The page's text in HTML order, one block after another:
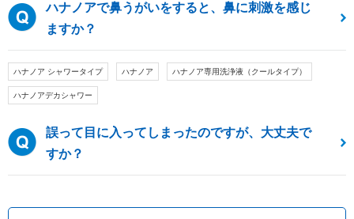
ハナノアで鼻うがいをすると、鼻に刺激を感じ
ますか？
ハナノア シャワータイプ ハナノア ハナノア専用洗浄液（クールタイプ）
ハナノアデカシャワー
誤って目に入ってしまったのですが、大丈夫で
すか？